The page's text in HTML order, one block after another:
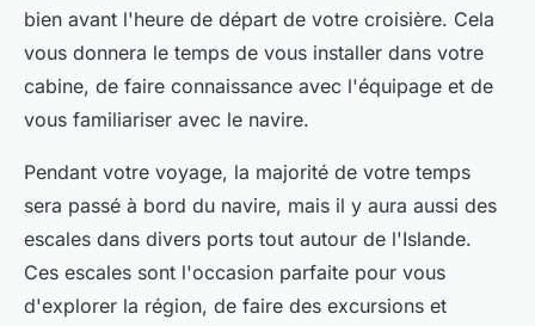
bien avant l'heure de départ de votre croisière. Cela
vous donnera le temps de vous installer dans votre
cabine, de faire connaissance avec l'équipage et de
vous familiariser avec le navire.
Pendant votre voyage, la majorité de votre temps
sera passé à bord du navire, mais il y aura aussi des
escales dans divers ports tout autour de l'Islande.
Ces escales sont l'occasion parfaite pour vous
d'explorer la région, de faire des excursions et